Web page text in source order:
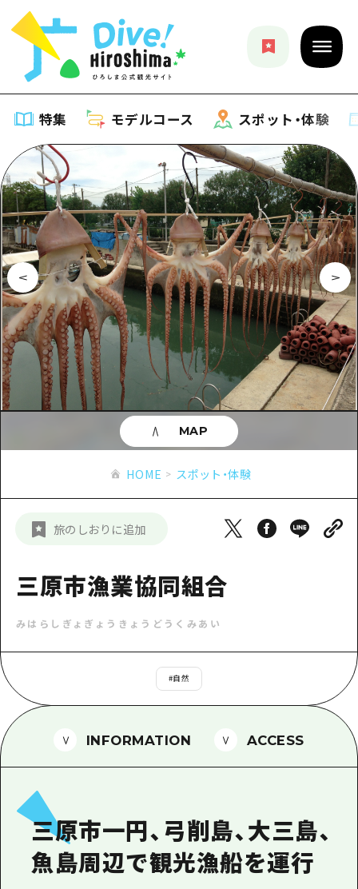
特集 モデルコース スポット・体験
特集
特集一覧
おすすめ
アート
イベント・祭り
グルメ・酒
サイクリング
ショッピング
スポーツ
ナイトライフ
定番
モデルコース
モデルコース一覧
Dive! Hiroshima 公式ガイド
広島もしもトラベル
あたらしい非日常
広島市周辺
安芸
備北
芸北
山口県東部
弾丸
日帰り
2泊3日
スポット・体験
スポット・体験一覧
広島市周辺
安芸
備後
備北
芸北
山口県東部
愛媛県
島根県
イベント
旬情報
お役立ち情報
お役立ち情報一覧
アクセス
お得な周遊チケット
HIROSHIMA FREE Wi-Fi
観光案内所
広島県を訪れる外国人旅行者向け情報一
ボランティアガイド
ガイドブック
広島県の魅力を動画でご紹介！
新着情報
事業者・学校関係者の皆さま
HOME スポット・体験
旅のしおりに追加
三原市漁業協同組合
みはらしぎょぎょうきょうどうくみあい
#自然
MAP
INFORMATION ACCESS
三原市一円、弓削島、大三島、
魚島周辺で観光漁船を運行